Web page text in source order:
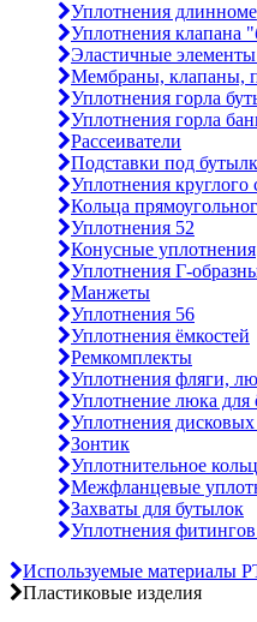
Уплотнения
Уплотнения клапана
Эластичные
Мембраны, клапаны,
Уплотнения горла
Уплотнения горла
Рассеиватели
Подставки под
Уплотнения круглого
Кольца
Уплотнения 52
Конусные уплотнения
Уплотнения Г-
Манжеты
Уплотнения 56
Уплотнения ёмкостей
Ремкомплекты
Уплотнения фляги,
Уплотнение люка для
Уплотнения дисковых
Зонтик
Уплотнительное
Межфланцевые
Захваты для бутылок
Уплотнения фитингов
Используемые материалы
Пластиковые изделия